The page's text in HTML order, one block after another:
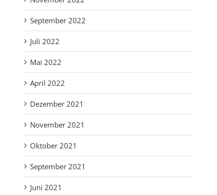
September 2022
Juli 2022
Mai 2022
April 2022
Dezember 2021
November 2021
Oktober 2021
September 2021
Juni 2021